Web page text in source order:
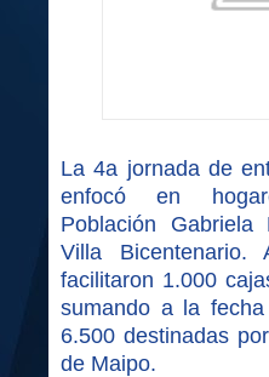
La 4a jornada de
enfocó en
Población
Villa
facilitaron 1.000
sumando a la
6.500 destinadas
de Maipo.